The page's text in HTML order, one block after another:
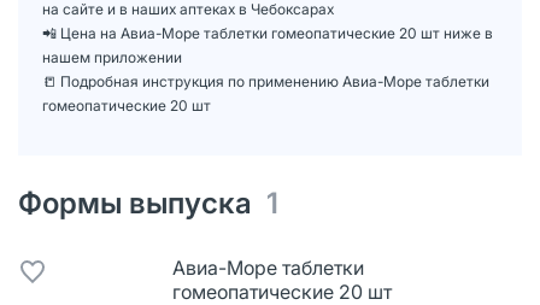
на сайте и в наших аптеках в Чебоксарах
📲 Цена на Авиа-Море таблетки гомеопатические 20 шт ниже в
нашем приложении
📒 Подробная инструкция по применению Авиа-Море таблетки
гомеопатические 20 шт
Формы выпуска 1
Авиа-Море таблетки
гомеопатические 20 шт